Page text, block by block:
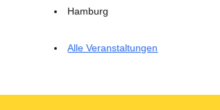
Hamburg
Alle Veranstaltungen